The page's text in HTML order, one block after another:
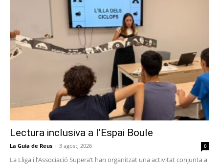
Lectura inclusiva a l’Espai Boule
La Guia de Reus - 3 agost, 2026 0
La Lliga i l’Associació Supera’t han organitzat una activitat conjunta a